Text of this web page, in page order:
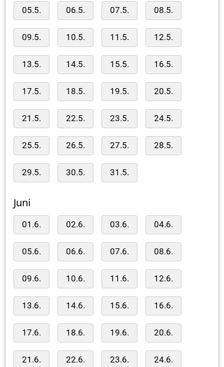
05.5. 06.5. 07.5. 08.5.
09.5. 10.5. 11.5. 12.5.
13.5. 14.5. 15.5. 16.5.
17.5. 18.5. 19.5. 20.5.
21.5. 22.5. 23.5. 24.5.
25.5. 26.5. 27.5. 28.5.
29.5. 30.5. 31.5.
Juni
01.6. 02.6. 03.6. 04.6.
05.6. 06.6. 07.6. 08.6.
09.6. 10.6. 11.6. 12.6.
13.6. 14.6. 15.6. 16.6.
17.6. 18.6. 19.6. 20.6.
21.6. 22.6. 23.6. 24.6.